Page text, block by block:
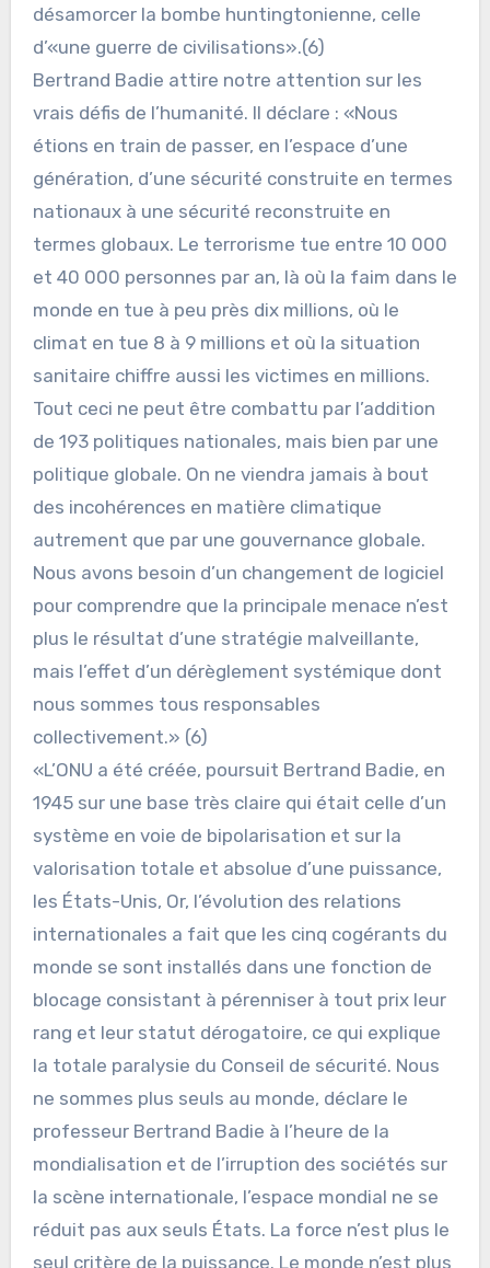
désamorcer la bombe huntingtonienne, celle
d’«une guerre de civilisations».(6)
Bertrand Badie attire notre attention sur les
vrais défis de l’humanité. Il déclare : «Nous
étions en train de passer, en l’espace d’une
génération, d’une sécurité construite en termes
nationaux à une sécurité reconstruite en
termes globaux. Le terrorisme tue entre 10 000
et 40 000 personnes par an, là où la faim dans le
monde en tue à peu près dix millions, où le
climat en tue 8 à 9 millions et où la situation
sanitaire chiffre aussi les victimes en millions.
Tout ceci ne peut être combattu par l’addition
de 193 politiques nationales, mais bien par une
politique globale. On ne viendra jamais à bout
des incohérences en matière climatique
autrement que par une gouvernance globale.
Nous avons besoin d’un changement de logiciel
pour comprendre que la principale menace n’est
plus le résultat d’une stratégie malveillante,
mais l’effet d’un dérèglement systémique dont
nous sommes tous responsables
collectivement.» (6)
«L’ONU a été créée, poursuit Bertrand Badie, en
1945 sur une base très claire qui était celle d’un
système en voie de bipolarisation et sur la
valorisation totale et absolue d’une puissance,
les États-Unis, Or, l’évolution des relations
internationales a fait que les cinq cogérants du
monde se sont installés dans une fonction de
blocage consistant à pérenniser à tout prix leur
rang et leur statut dérogatoire, ce qui explique
la totale paralysie du Conseil de sécurité. Nous
ne sommes plus seuls au monde, déclare le
professeur Bertrand Badie à l’heure de la
mondialisation et de l’irruption des sociétés sur
la scène internationale, l’espace mondial ne se
réduit pas aux seuls États. La force n’est plus le
seul critère de la puissance. Le monde n’est plus